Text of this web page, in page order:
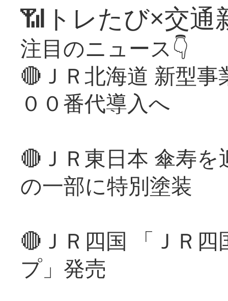
📶トレたび×交通
注目のニュース👇
🔴ＪＲ北海道 新型
００番代導入へ
🔴ＪＲ東日本 傘寿
の一部に特別塗装
🔴ＪＲ四国 「ＪＲ
プ」発売